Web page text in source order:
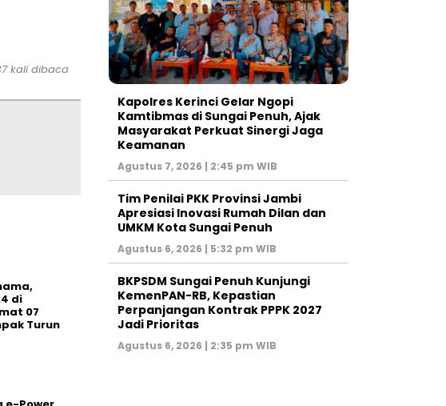
kali dibaca
di
07
Turun
Kapolres Kerinci Gelar Ngopi
Kamtibmas di Sungai Penuh, Ajak
Masyarakat Perkuat Sinergi Jaga
Keamanan
Agustus 7, 2026 | 2:45 pm WIB
Tim Penilai PKK Provinsi Jambi
Apresiasi Inovasi Rumah Dilan dan
UMKM Kota Sungai Penuh
Agustus 6, 2026 | 5:32 pm WIB
BKPSDM Sungai Penuh Kunjungi
KemenPAN-RB, Kepastian
Perpanjangan Kontrak PPPK 2027
Jadi Prioritas
Agustus 6, 2026 | 2:35 pm WIB